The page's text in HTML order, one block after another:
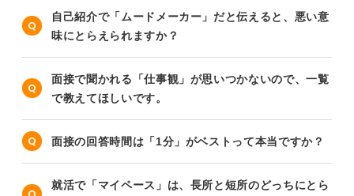
自己紹介で「ムードメーカー」だと伝えると、悪い意
味にとらえられますか？
面接で聞かれる「仕事観」が思いつかないので、一覧
で教えてほしいです。
面接の回答時間は「1分」がベストって本当ですか？
就活で「マイペース」は、長所と短所のどっちにとら